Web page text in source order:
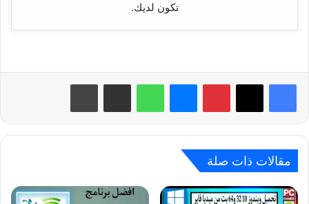
تكون لديك.
بينتيريست واتساب
مقالات ذات صلة